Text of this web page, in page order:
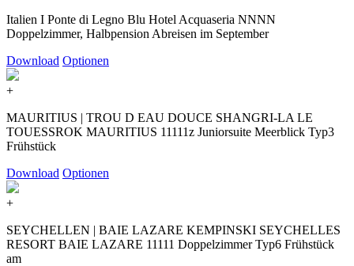
Italien I Ponte di Legno Blu Hotel Acquaseria NNNN
Doppelzimmer, Halbpension Abreisen im September
Download Optionen
+
MAURITIUS | TROU D EAU DOUCE SHANGRI-LA LE
TOUESSROK MAURITIUS 11111z Juniorsuite Meerblick Typ3
Frühstück
Download Optionen
+
SEYCHELLEN | BAIE LAZARE KEMPINSKI SEYCHELLES
RESORT BAIE LAZARE 11111 Doppelzimmer Typ6 Frühstück
am